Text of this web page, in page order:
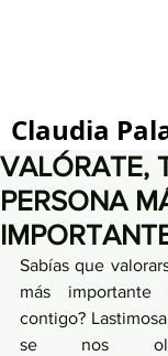
Claudia
VALÓRATE,
PERSONA
Sabías que
más
contigo?
se nos